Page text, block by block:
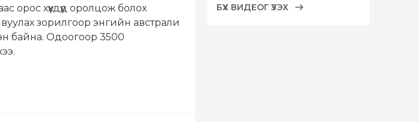
хүүхдүүд оролцож болох
зорилгоор энгийн австрали
байна. Одоогоор 3500
БҮХ ВИДЕОГ ҮЗЭХ